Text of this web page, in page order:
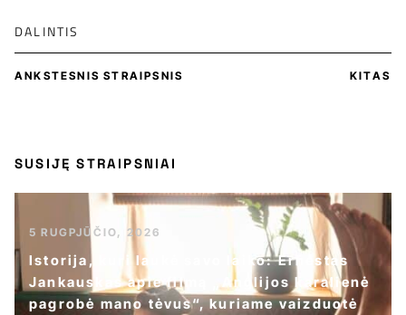
DALINTIS
ANKSTESNIS STRAIPSNIS KITAS
SUSIJĘ STRAIPSNIAI
5 RUGPJŪČIO, 2026
Istorija, kuri laukė savo laiko: Ernestas
Jankauskas apie filmą „Anglijos karalienė
pagrobė mano tėvus“, kuriame vaizduotė